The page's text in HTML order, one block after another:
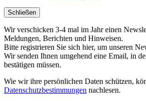
Schließen
Wir verschicken 3-4 mal im Jahr einen
Meldungen, Berichten und Hinweisen.
Bitte registrieren Sie sich hier, um unseren
Wir senden Ihnen umgehend eine Email, in
bestätigen müssen.
Wie wir ihre persönlichen Daten schützen,
Datenschutzbestimmungen nachlesen.